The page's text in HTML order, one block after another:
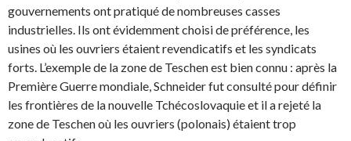
gouvernements ont pratiqué de nombreuses casses
industrielles. Ils ont évidemment choisi de préférence, les
usines où les ouvriers étaient revendicatifs et les syndicats
forts. L’exemple de la zone de Teschen est bien connu : après la
Première Guerre mondiale, Schneider fut consulté pour définir
les frontières de la nouvelle Tchécoslovaquie et il a rejeté la
zone de Teschen où les ouvriers (polonais) étaient trop